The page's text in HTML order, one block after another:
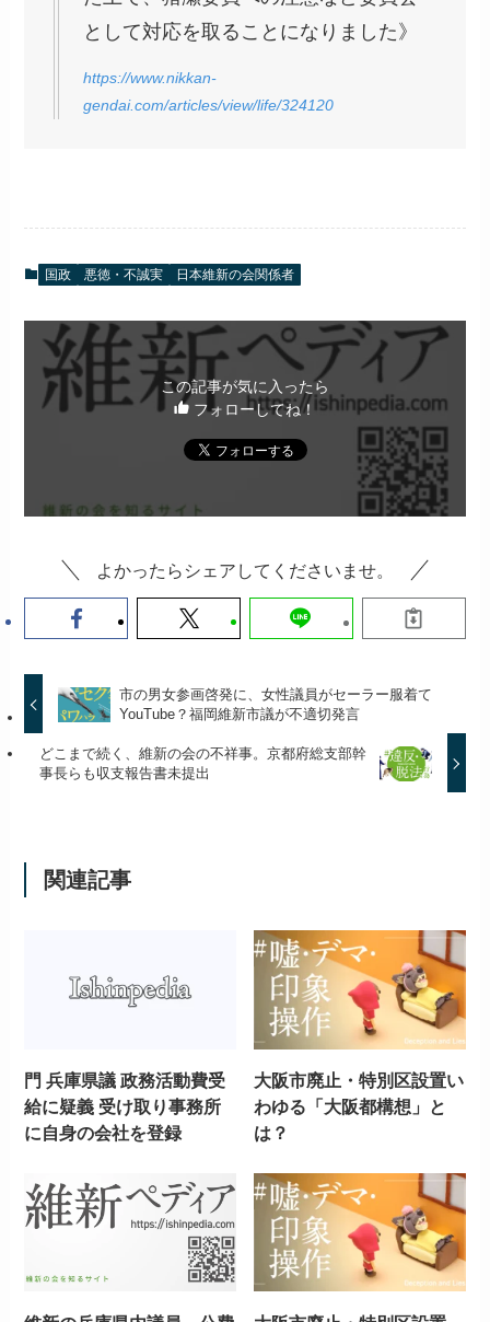
として対応を取ることになりました》
https://www.nikkan-
gendai.com/articles/view/life/324120
国政 悪徳・不誠実 日本維新の会関係者
この記事が気に入ったら
フォローしてね！
よかったらシェアしてくださいませ。
市の男女参画啓発に、女性議員がセーラー服着て
YouTube？福岡維新市議が不適切発言
どこまで続く、維新の会の不祥事。京都府総支部幹
事長らも収支報告書未提出
関連記事
門 兵庫県議 政務活動費受
給に疑義 受け取り事務所
に自身の会社を登録
大阪市廃止・特別区設置い
わゆる「大阪都構想」と
は？